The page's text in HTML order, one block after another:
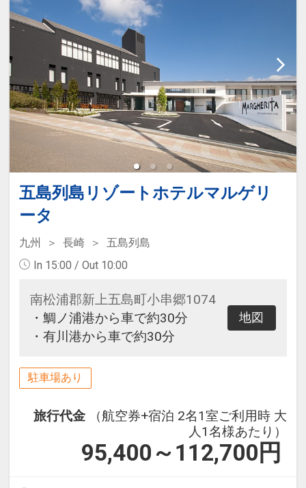
五島列島リゾートホテルマルゲリ
ータ
九州 長崎
五島列島
In 15:00 / Out 10:00
南松浦郡新上五島町小串郷1074
・鯛ノ浦港から車で約30分
・有川港から車で約30分
地図
駐車場あり
旅行代金
（航空券+宿泊 2名1室ご利用時 大
人1名様あたり）
95,400～112,700 円